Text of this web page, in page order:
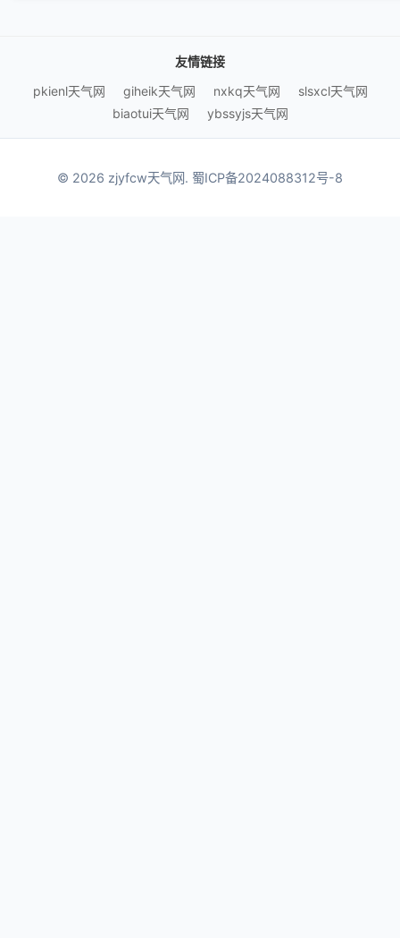
友情链接
pkienl天气网
giheik天气网 nxkq天气网
slsxcl天气网
biaotui天气网
ybssyjs天气网
© 2026 zjyfcw天气网. 蜀ICP备2024088312号-8